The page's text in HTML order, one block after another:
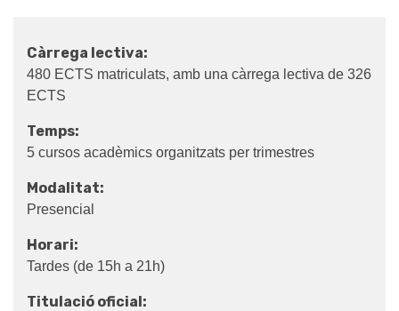
Càrrega lectiva:
480 ECTS matriculats, amb una càrrega lectiva de 326
ECTS
Temps:
5 cursos acadèmics organitzats per trimestres
Modalitat:
Presencial
Horari:
Tardes (de 15h a 21h)
Titulació oficial: